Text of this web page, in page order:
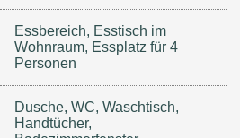
Essbereich, Esstisch im
Wohnraum, Essplatz für 4
Personen
Dusche, WC, Waschtisch,
Handtücher,